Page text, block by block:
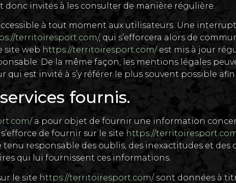
donc invités à les consulter de manière régulière.
à tout moment aux utilisateurs. Une
territoiresport.com/, qui s’efforcera alors de
site web https://territoiresport.com/est mis à jour
De la même façon, les mentions légales
qui est invité à s’y référer le plus souvent possible
fournis.
a pour objet de fournir une information
s’efforce de fournir sur le site https://
responsable des oublis, des inexactitudes et des
qui lui fournissent ces informations.
le site https://territoiresport.com/sont données à